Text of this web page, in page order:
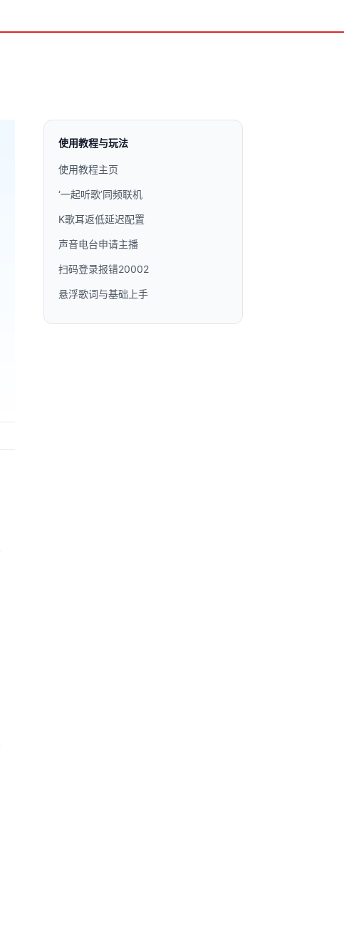
使用教程与玩法
使用教程主页
‘一起听歌’同频联机
K歌耳返低延迟配置
声音电台申请主播
扫码登录报错20002
悬浮歌词与基础上手